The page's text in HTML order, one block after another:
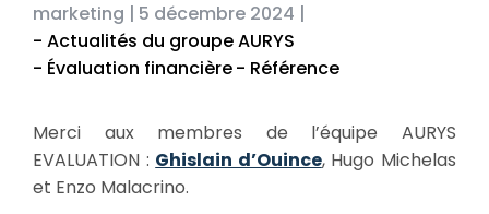
marketing | 5 décembre 2024 |
- Actualités du groupe AURYS
- Évaluation financière- Référence
Merci aux membres de l’équipe AURYS
EVALUATION : Ghislain d’Ouince, Hugo Michelas
et Enzo Malacrino.